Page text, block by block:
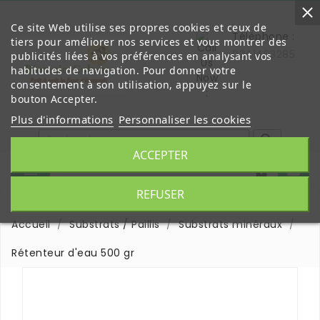
Téléphone :
0241403285



Accueil Substrats / Paillis
Substrats minéraux
Rétenteur d'eau 500 gr
Ce site Web utilise ses propres cookies et ceux de
tiers pour améliorer nos services et vous montrer des
publicités liées à vos préférences en analysant vos
habitudes de navigation. Pour donner votre
consentement à son utilisation, appuyez sur le
bouton Accepter.
Plus d'informations Personnaliser les cookies
REFUSER
ACCEPTER